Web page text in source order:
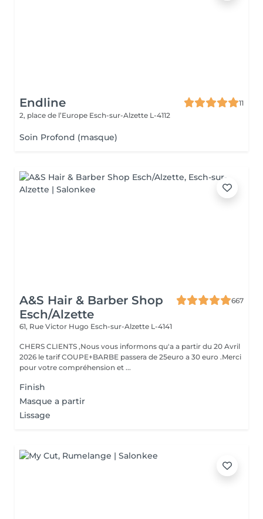
Endline
11
2, place de l’Europe Esch-sur-Alzette L-4112
Soin Profond (masque)
A&S Hair & Barber Shop
Esch/Alzette
667
61, Rue Victor Hugo Esch-sur-Alzette L-4141
CHERS CLIENTS ,Nous vous informons qu'a a partir du 20 Avril
2026 le tarif COUPE+BARBE passera de 25euro a 30 euro .Merci
pour votre compréhension et ...
Finish
Masque a partir
Lissage